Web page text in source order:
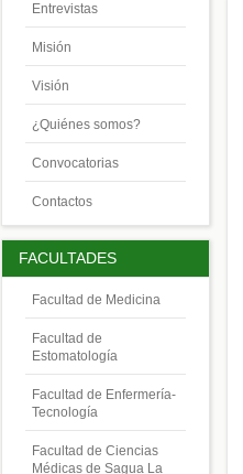
Entrevistas
Misión
Visión
¿Quiénes somos?
Convocatorias
Contactos
FACULTADES
Facultad de Medicina
Facultad de
Estomatología
Facultad de Enfermería-
Tecnología
Facultad de Ciencias
Médicas de Sagua La